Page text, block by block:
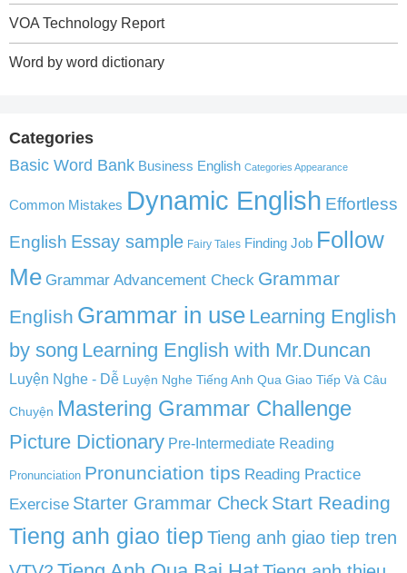
VOA Technology Report
Word by word dictionary
Categories
Basic Word Bank Business English Categories Appearance
Common Mistakes Dynamic English Effortless
English Essay sample Fairy Tales Finding Job Follow
Me Grammar Advancement Check Grammar
English Grammar in use Learning English
by song Learning English with Mr.Duncan
Luyện Nghe - Dễ Luyện Nghe Tiếng Anh Qua Giao Tiếp Và Câu
Chuyện Mastering Grammar Challenge
Picture Dictionary Pre-Intermediate Reading
Pronunciation Pronunciation tips Reading Practice
Exercise Starter Grammar Check Start Reading
Tieng anh giao tiep Tieng anh giao tiep tren